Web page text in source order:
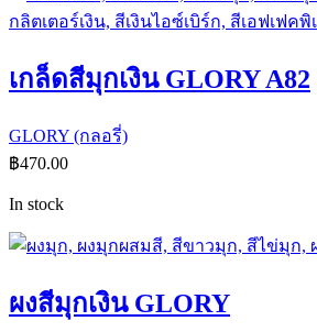
เกล็ดสีมุกเงิน GLORY A82
GLORY (กลอรี่)
฿470.00
In stock
ผงสีมุกเงิน GLORY